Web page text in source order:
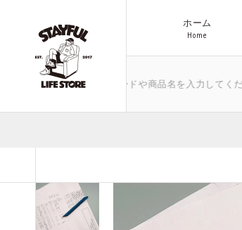
ホーム
Home
気になるキーワードや商品名を入力してください
アウトドア